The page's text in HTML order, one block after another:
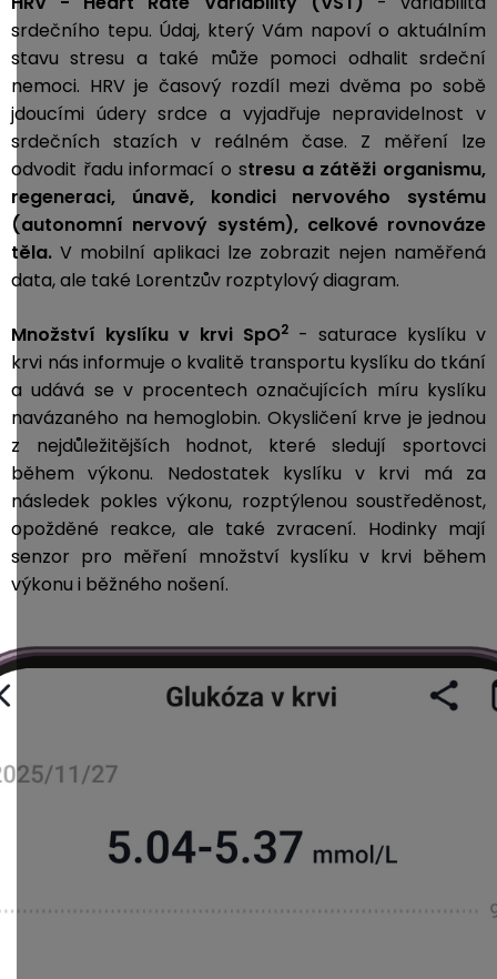
srdečního tepu. Údaj, který Vám napoví o aktuálním
stavu stresu a také může pomoci odhalit srdeční
nemoci. HRV je časový rozdíl mezi dvěma po sobě
jdoucími údery srdce a vyjadřuje nepravidelnost v
srdečních stazích v reálném čase. Z měření lze
odvodit řadu informací o stresu a zátěži organismu,
regeneraci, únavě, kondici nervového systému
(autonomní nervový systém), celkové rovnováze
těla. V mobilní aplikaci lze zobrazit nejen naměřená
data, ale také Lorentzův rozptylový diagram.
Množství kyslíku v krvi SpO2 - saturace kyslíku v
krvi nás informuje o kvalitě transportu kyslíku do tkání
a udává se v procentech označujících míru kyslíku
navázaného na hemoglobin. Okysličení krve je jednou
z nejdůležitějších hodnot, které sledují sportovci
během výkonu. Nedostatek kyslíku v krvi má za
následek pokles výkonu, rozptýlenou soustředěnost,
opožděné reakce, ale také zvracení. Hodinkymají
senzor pro měření množství kyslíku v krvi během
výkonu i běžného nošení.